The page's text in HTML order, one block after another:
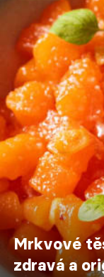
Mrkvové
zdravá a